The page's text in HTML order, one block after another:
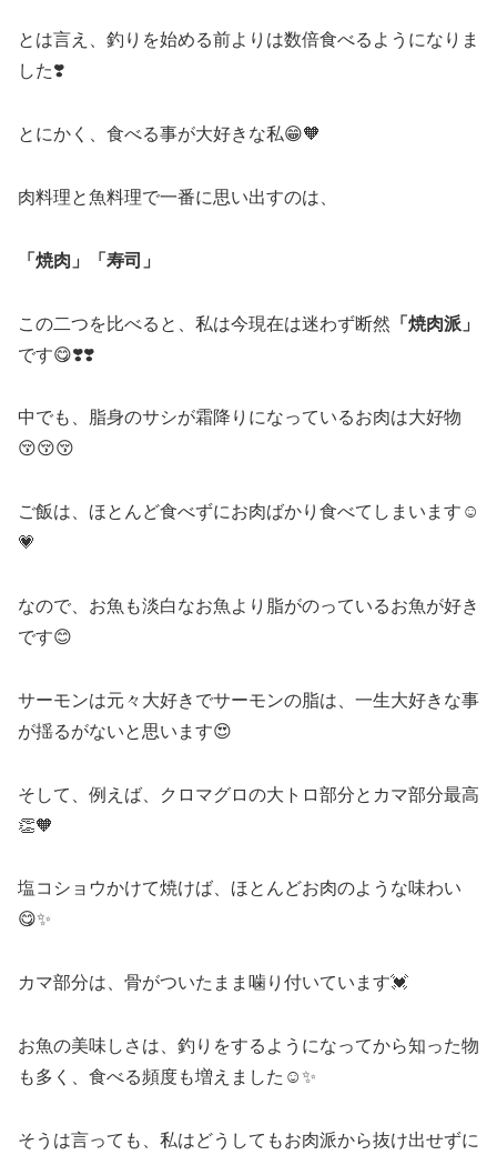
とは言え、釣りを始める前よりは数倍食べるようになりま
した❣️
とにかく、食べる事が大好きな私😁🧡
肉料理と魚料理で一番に思い出すのは、
「焼肉」「寿司」
この二つを比べると、私は今現在は迷わず断然 「焼肉派」
です😋❣️❣️
中でも、脂身のサシが霜降りになっているお肉は大好物
😚😚😚
ご飯は、ほとんど食べずにお肉ばかり食べてしまいます☺️
💗
なので、お魚も淡白なお魚より脂がのっているお魚が好き
です😊
サーモンは元々大好きでサーモンの脂は、一生大好きな事
が揺るがないと思います😍
そして、例えば、クロマグロの大トロ部分とカマ部分最高
👏🧡
塩コショウかけて焼けば、ほとんどお肉のような味わい
😋✨
カマ部分は、骨がついたまま噛り付いています💓
お魚の美味しさは、釣りをするようになってから知った物
も多く、食べる頻度も増えました☺️✨
そうは言っても、私はどうしてもお肉派から抜け出せずに